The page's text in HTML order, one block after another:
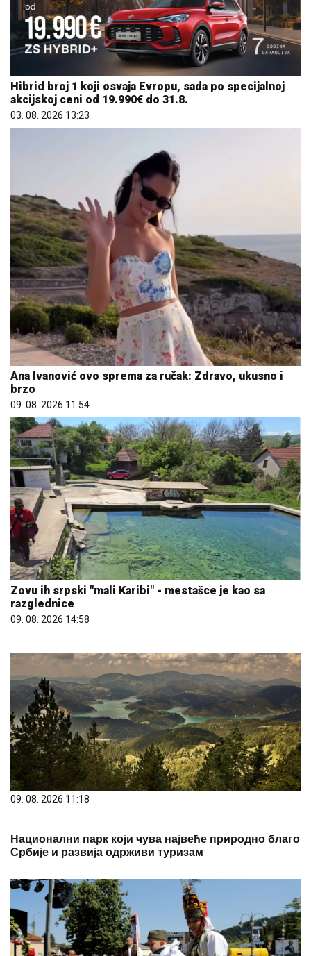
Hibrid broj 1 koji osvaja Evropu, sada po specijalnoj
akcijskoj ceni od 19.990€ do 31.8.
03. 08. 2026 13:23
Ana Ivanović ovo sprema za ručak: Zdravo, ukusno i
brzo
09. 08. 2026 11:54
Zovu ih srpski "mali Karibi" - mestašce je kao sa
razglednice
09. 08. 2026 14:58
09. 08. 2026 11:18
Национални парк који чува највеће природно благо
Србије и развија одрживи туризам